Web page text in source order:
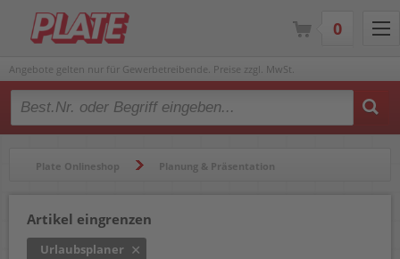
Angebote gelten nur für Gewerbetreibende. Preise zzgl. MwSt.
Type 2 or more characters for results.
Plate Onlineshop Planung & Präsentation
Artikel eingrenzen
Urlaubsplaner
0